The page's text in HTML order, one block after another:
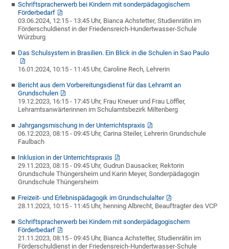
Schriftspracherwerb bei Kindern mit sonderpädagogischem
Förderbedarf
03.06.2024, 12:15 - 13:45 Uhr, Bianca Achstetter, Studienrätin im
Förderschuldienst in der Friedensreich-Hundertwasser-Schule
Würzburg
Das Schulsystem in Brasilien. Ein Blick in die Schulen in Sao Paulo
16.01.2024, 10:15 - 11:45 Uhr, Caroline Rech, Lehrerin
Bericht aus dem Vorbereitungsdienst für das Lehramt an
Grundschulen
19.12.2023, 16:15 - 17:45 Uhr, Frau Kneuer und Frau Löffler,
Lehramtsanwärterinnen im Schulamtsbezirk Miltenberg
Jahrgangsmischung in der Unterrichtspraxis
06.12.2023, 08:15 - 09:45 Uhr, Carina Steiler, Lehrerin Grundschule
Faulbach
Inklusion in der Unterrichtspraxis
29.11.2023, 08:15 - 09:45 Uhr, Gudrun Dausacker, Rektorin
Grundschule Thüngersheim und Karin Meyer, Sonderpädagogin
Grundschule Thüngersheim
Freizeit- und Erlebnispädagogik im Grundschulalter
28.11.2023, 10:15 - 11:45 Uhr, henning Albrecht, Beauftragter des VCP
Schriftspracherwerb bei Kindern mit sonderpädagogischem
Förderbedarf
21.11.2023, 08:15 - 09:45 Uhr, Bianca Achstetter, Studienrätin im
Förderschuldienst in der Friedensreich-Hundertwasser-Schule